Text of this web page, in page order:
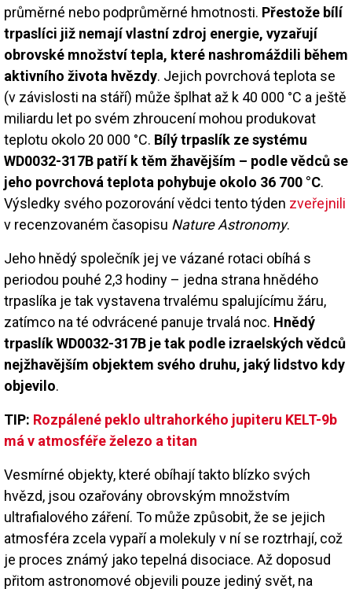
průměrné nebo podprůměrné hmotnosti. Přestože bílí
trpaslíci již nemají vlastní zdroj energie, vyzařují
obrovské množství tepla, které nashromáždili během
aktivního života hvězdy. Jejich povrchová teplota se
(v závislosti na stáří) může šplhat až k 40 000 °C a ještě
miliardu let po svém zhroucení mohou produkovat
teplotu okolo 20 000 °C. Bílý trpaslík ze systému
WD0032-317B patří k těm žhavějším – podle vědců se
jeho povrchová teplota pohybuje okolo 36 700 °C.
Výsledky svého pozorování vědci tento týden zveřejnili
v recenzovaném časopisu Nature Astronomy.
Jeho hnědý společník jej ve vázané rotaci obíhá s
periodou pouhé 2,3 hodiny – jedna strana hnědého
trpaslíka je tak vystavena trvalému spalujícímu žáru,
zatímco na té odvrácené panuje trvalá noc. Hnědý
trpaslík WD0032-317B je tak podle izraelských vědců
nejžhavějším objektem svého druhu, jaký lidstvo kdy
objevilo.
TIP: Rozpálené peklo ultrahorkého jupiteru KELT-9b
má v atmosféře železo a titan
Vesmírné objekty, které obíhají takto blízko svých
hvězd, jsou ozařovány obrovským množstvím
ultrafialového záření. To může způsobit, že se jejich
atmosféra zcela vypaří a molekuly v ní se roztrhají, což
je proces známý jako tepelná disociace. Až doposud
přitom astronomové objevili pouze jediný svět, na